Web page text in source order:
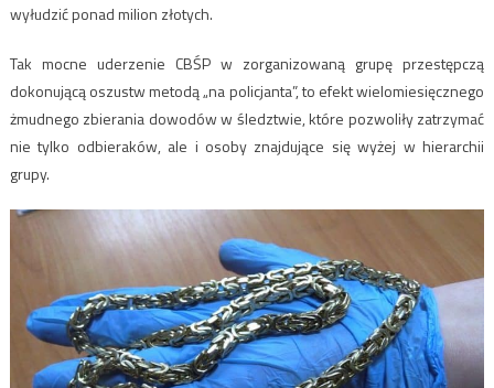
wyłudzić ponad milion złotych.
Tak mocne uderzenie CBŚP w zorganizowaną grupę przestępczą
dokonującą oszustw metodą „na policjanta”, to efekt wielomiesięcznego
żmudnego zbierania dowodów w śledztwie, które pozwoliły zatrzymać
nie tylko odbieraków, ale i osoby znajdujące się wyżej w hierarchii
grupy.